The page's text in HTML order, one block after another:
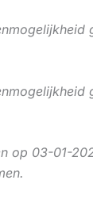
op 03-01-